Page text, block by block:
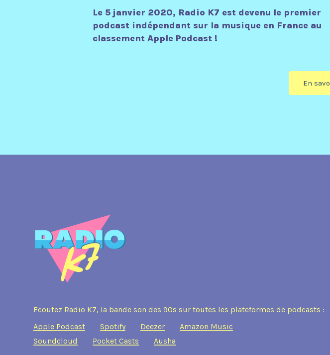
Le 5 janvier 2020, Radio K7 est devenu le premier
podcast indépendant sur la musique en France au
classement Apple Podcast !
En
Ecoutez Radio K7, la bande son des 90s sur toutes les plateformes de podcasts :
Apple Podcast
Spotify Deezer
Amazon Music
Soundcloud
Pocket Casts Ausha